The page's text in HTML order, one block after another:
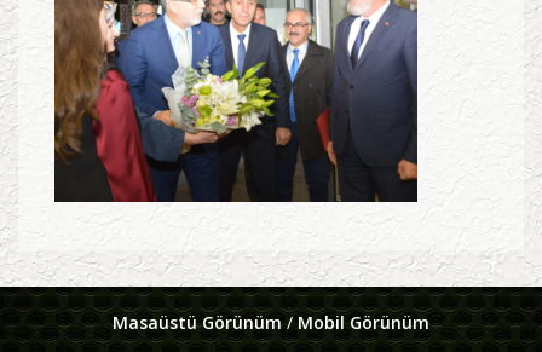
Masaüstü Görünüm/ Mobil Görünüm